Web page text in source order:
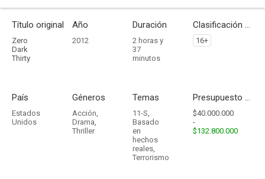
Título original
Zero
Dark
Thirty
Año
2012
Duración
2 horas y
37
minutos
Clasificación por edades
16+
País
Estados
Unidos
Géneros
Acción,
Drama,
Thriller
Temas
11-S,
Basado
en
hechos
reales,
Terrorismo
Presupuesto - Ingresos
$40.000.000
-
$132.800.000